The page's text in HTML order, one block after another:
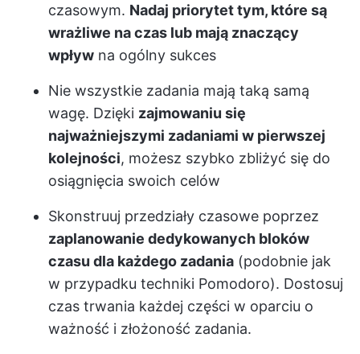
czasowym. Nadaj priorytet tym, które są
wrażliwe na czas lub mają znaczący
wpływ na ogólny sukces
Nie wszystkie zadania mają taką samą
wagę. Dzięki zajmowaniu się
najważniejszymi zadaniami w pierwszej
kolejności, możesz szybko zbliżyć się do
osiągnięcia swoich celów
Skonstruuj przedziały czasowe poprzez
zaplanowanie dedykowanych bloków
czasu dla każdego zadania (podobnie jak
w przypadku techniki Pomodoro). Dostosuj
czas trwania każdej części w oparciu o
ważność i złożoność zadania.